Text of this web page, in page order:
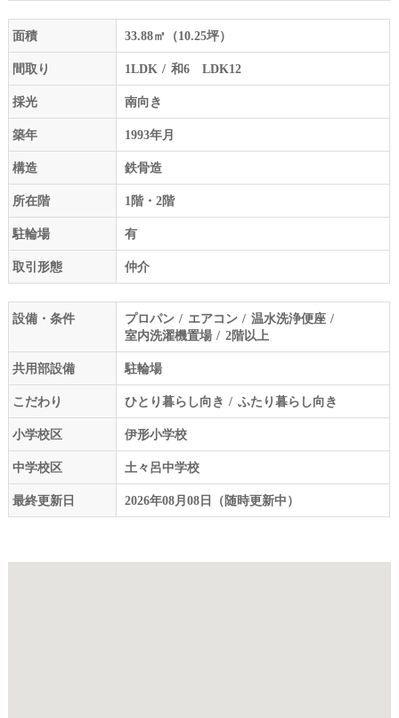
面積 33.88㎡（10.25坪）
間取り 1LDK 和6 LDK12
採光 南向き
築年 1993年月
構造 鉄骨造
所在階 1階・2階
駐輪場 有
取引形態 仲介
設備・条件 プロパン エアコン
温水洗浄便座
室内洗濯機置場
2階以上
共用部設備 駐輪場
こだわり ひとり暮らし向き ふたり暮らし向き
小学校区 伊形小学校
中学校区 土々呂中学校
最終更新日 2026年08月08日（随時更新中）